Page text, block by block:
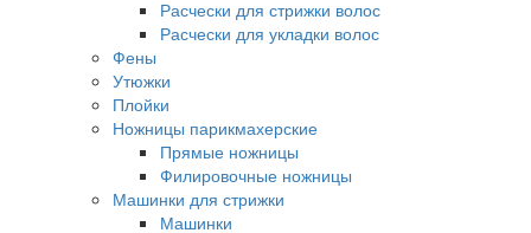
Расчески для стрижки волос
Расчески для укладки волос
Фены
Утюжки
Плойки
Ножницы парикмахерские
Прямые ножницы
Филировочные ножницы
Машинки для стрижки
Машинки